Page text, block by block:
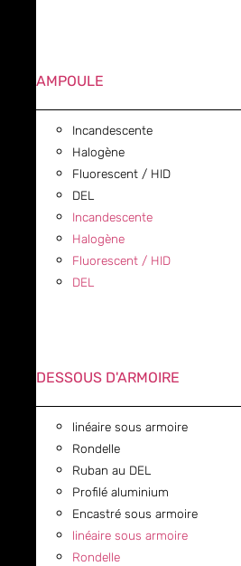
AMPOULE
Incandescente
Halogène
Fluorescent / HID
DEL
Incandescente
Halogène
Fluorescent / HID
DEL
DESSOUS D'ARMOIRE
linéaire sous armoire
Rondelle
Ruban au DEL
Profilé aluminium
Encastré sous armoire
linéaire sous armoire
Rondelle